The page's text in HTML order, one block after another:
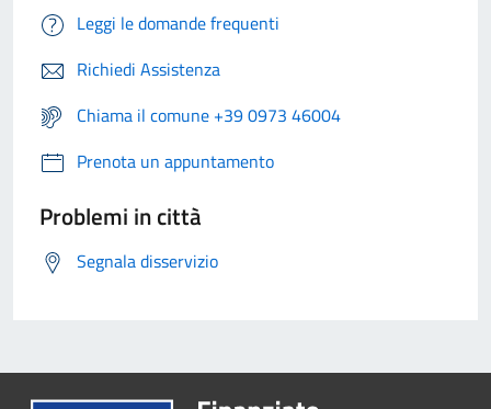
Leggi le domande frequenti
Richiedi Assistenza
Chiama il comune +39 0973 46004
Prenota un appuntamento
Problemi in città
Segnala disservizio